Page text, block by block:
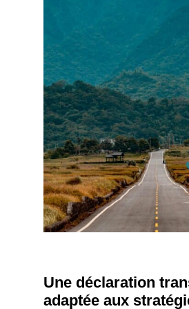
Une déclaration
adaptée aux